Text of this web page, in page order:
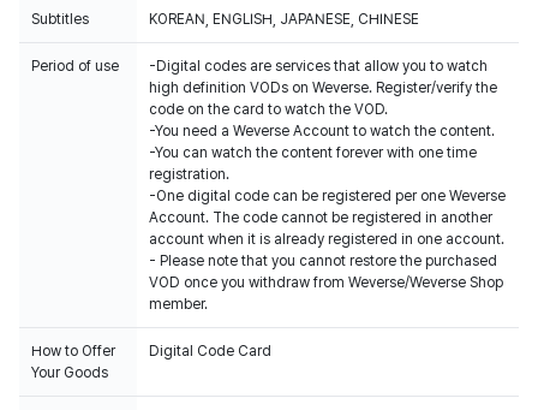
Subtitles KOREAN, ENGLISH, JAPANESE, CHINESE
Period of use
-Digital codes are services that allow you to watch
high definition VODs on Weverse. Register/verify the
code on the card to watch the VOD.
-You need a Weverse Account to watch the content.
-You can watch the content forever with one time
registration.
-One digital code can be registered per one Weverse
Account. The code cannot be registered in another
account when it is already registered in one account.
- Please note that you cannot restore the purchased
VOD once you withdraw from Weverse/Weverse Shop
member.
How to Offer
Your Goods
Digital Code Card